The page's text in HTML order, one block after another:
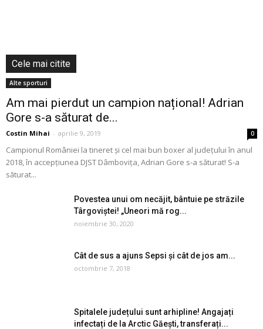
Cele mai citite
Alte sporturi
Am mai pierdut un campion național! Adrian
Gore s-a săturat de...
Costin Mihai - aprilie 9, 2019 0
Campionul României la tineret și cel mai bun boxer al județului în anul
2018, în accepțiunea DJST Dâmbovița, Adrian Gore s-a săturat! S-a
săturat...
Povestea unui om necăjit, bântuie pe străzile
Târgoviștei! „Uneori mă rog...
noiembrie 30, 2020
Cât de sus a ajuns Sepsi și cât de jos am...
octombrie 7, 2018
Spitalele județului sunt arhipline! Angajați
infectați de la Arctic Găești, transferați...